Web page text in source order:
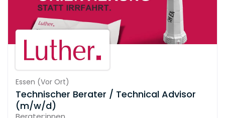
Essen (Vor Ort)
Technischer Berater / Technical Advisor
(m/w/d)